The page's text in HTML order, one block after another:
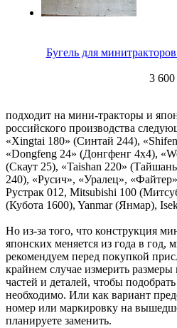
Бугель для
3 600
подходит на мини-тракторы и
российского производства
«Xingtai 180» (Синтай 244),
«Dongfeng 24» (Донгфенг 4х4),
(Скаут 25), «Taishan 220»
240), «Русич», «Уралец»,
Рустрак 012, Mitsubishi 100
(Кубота 1600), Yanmar (Янмар),
Но из-за того, что конструкция
японских меняется из года в год,
рекомендуем перед покупкой
крайнем случае измерить
частей и деталей, чтобы
необходимо. Или как вариант
номер или маркировку на
планируете заменить.